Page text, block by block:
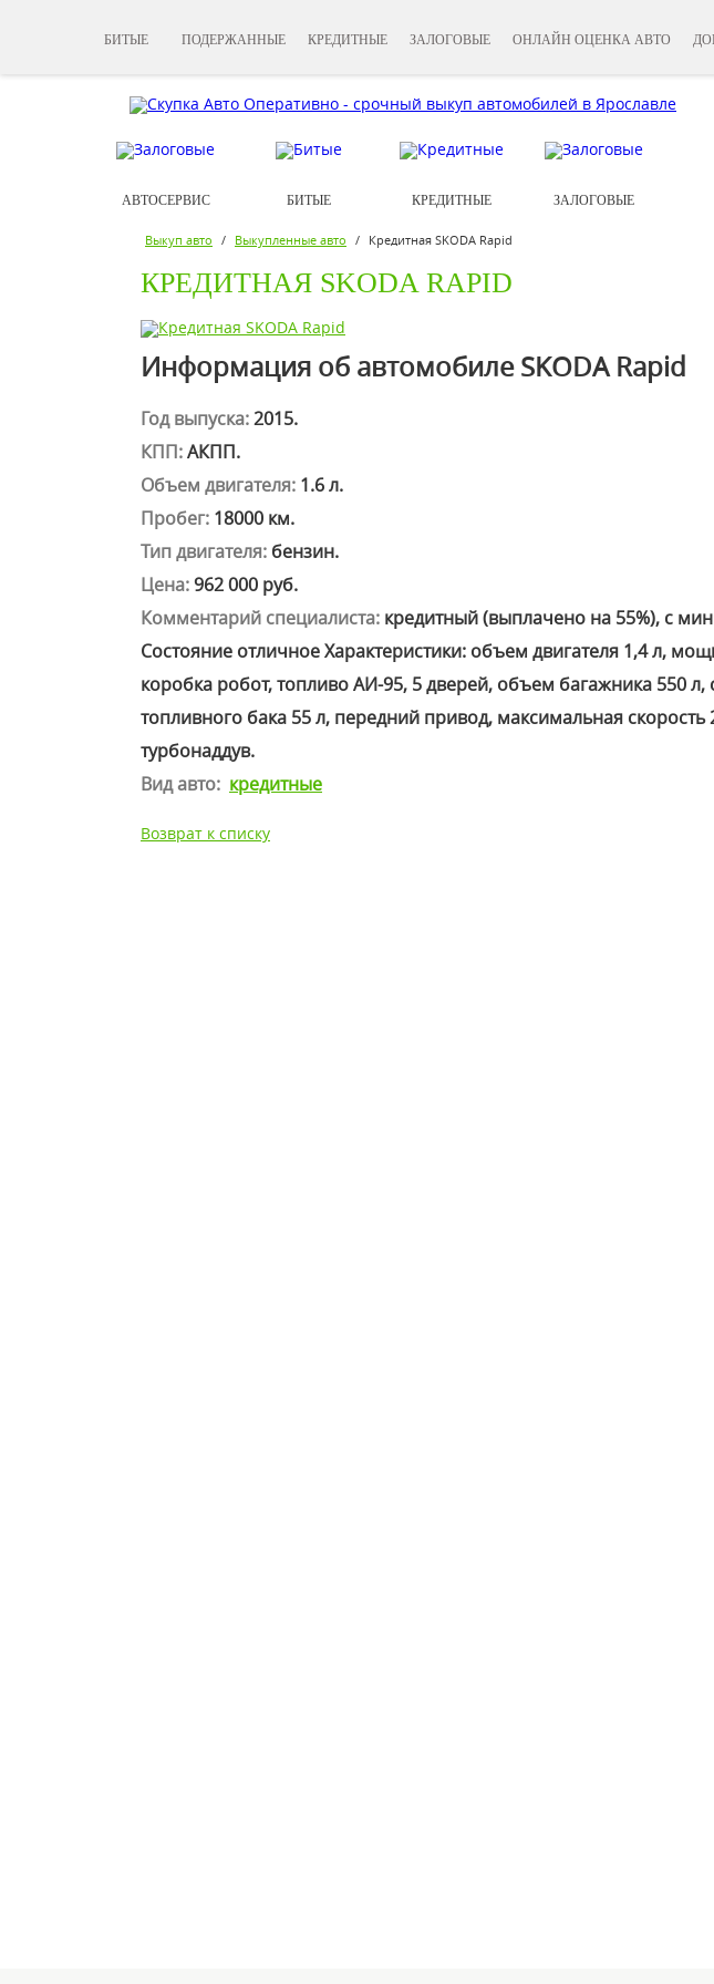
БИТЫЕ ПОДЕРЖАННЫЕ КРЕДИТНЫЕ ЗАЛОГОВЫЕ ОНЛАЙН ОЦЕНКА АВТО
АВТОСЕРВИС БИТЫЕ КРЕДИТНЫЕ ЗАЛОГОВЫЕ
Выкуп авто / Выкупленные авто / Кредитная SKODA Rapid
КРЕДИТНАЯ SKODA RAPID
Информация об автомобиле SKODA Rapid
Год выпуска:2015.
КПП:АКПП.
Объем двигателя: 1.6 л.
Пробег: 18000 км.
Тип двигателя: бензин.
Цена:962 000 руб.
Комментарий специалиста: кредитный (выплачено на 55%), с
Состояние отличное Характеристики: объем двигателя 1,4 л,
коробка робот, топливо АИ-95, 5 дверей, объем багажника 550
топливного бака 55 л, передний привод, максимальная
турбонаддув.
Вид авто: кредитные
Возврат к списку